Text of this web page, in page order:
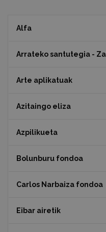
Alfa
Arrateko santutegia -
Arte aplikatuak
Azitaingo eliza
Azpilikueta
Bolunburu fondoa
Carlos Narbaiza fondoa
Eibar airetik